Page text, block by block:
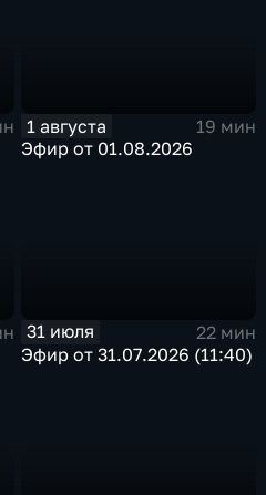
1 августа
19 мин
Эфир от 01.08.2026
31 июля
22 мин
Эфир от 31.07.2026 (11:40)